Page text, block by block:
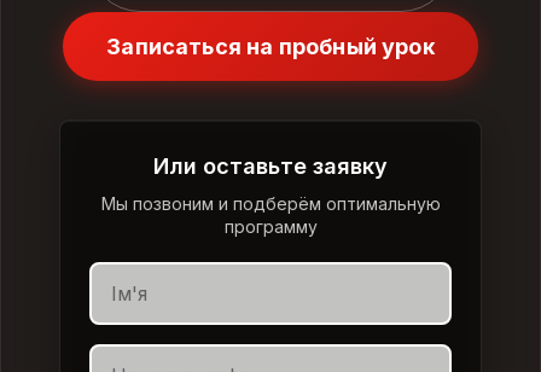
Записаться на пробный урок
Или оставьте заявку
Мы позвоним и подберём оптимальную
программу